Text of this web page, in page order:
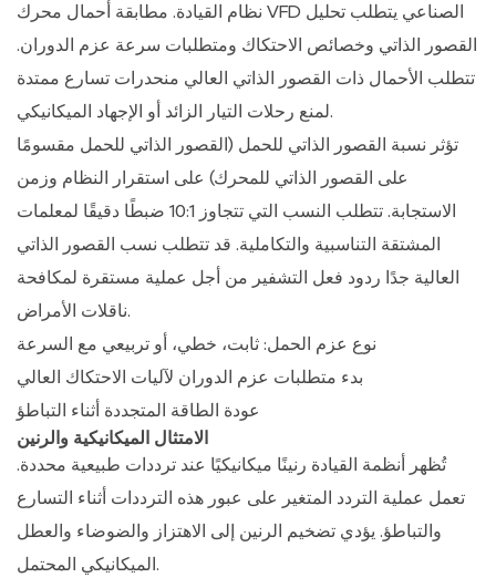
نظام القيادة.
مطابقة أحمال محرك VFD الصناعي يتطلب تحليل
القصور الذاتي وخصائص الاحتكاك ومتطلبات سرعة عزم الدوران.
تتطلب الأحمال ذات القصور الذاتي العالي منحدرات تسارع ممتدة
لمنع رحلات التيار الزائد أو الإجهاد الميكانيكي.
تؤثر نسبة القصور الذاتي للحمل (القصور الذاتي للحمل مقسومًا
على القصور الذاتي للمحرك) على استقرار النظام وزمن
الاستجابة. تتطلب النسب التي تتجاوز 10:1 ضبطًا دقيقًا لمعلمات
المشتقة التناسبية والتكاملية. قد تتطلب نسب القصور الذاتي
العالية جدًا ردود فعل التشفير من أجل عملية مستقرة لمكافحة
ناقلات الأمراض.
نوع عزم الحمل: ثابت، خطي، أو تربيعي مع السرعة
بدء متطلبات عزم الدوران لآليات الاحتكاك العالي
عودة الطاقة المتجددة أثناء التباطؤ
الامتثال الميكانيكية والرنين
تُظهر أنظمة القيادة رنينًا ميكانيكيًا عند ترددات طبيعية محددة.
تعمل عملية التردد المتغير على عبور هذه الترددات أثناء التسارع
والتباطؤ. يؤدي تضخيم الرنين إلى الاهتزاز والضوضاء والعطل
الميكانيكي المحتمل.